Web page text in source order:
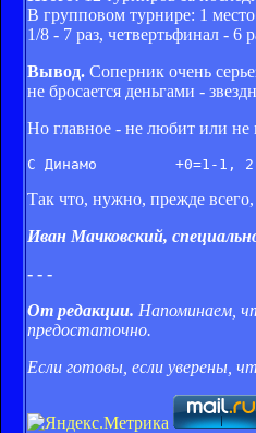
В групповом турнире: 1 место
1/8 - 7 раз, четвертьфинал - 6
Вывод. Соперник очень
не бросается деньгами -
Но главное - не любит или
С Динамо         +0=1-1,
Так что, нужно, прежде
Иван Мачковский,
- - -
От редакции. Напоминаем,
предостаточно.
Если готовы, если уверены,